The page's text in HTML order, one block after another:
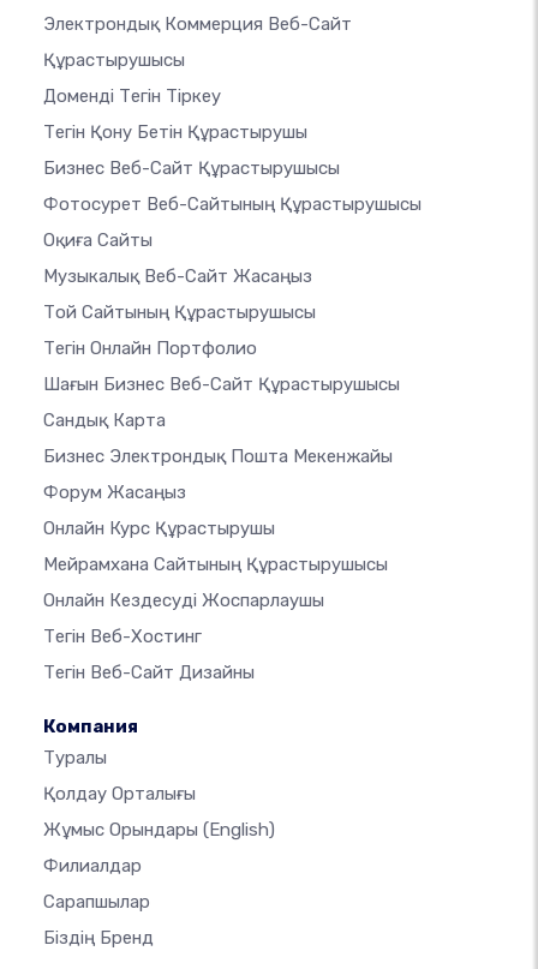
Электрондық Коммерция Веб-Сайт
Құрастырушысы
Доменді Тегін Тіркеу
Тегін Қону Бетін Құрастырушы
Бизнес Веб-Сайт Құрастырушысы
Фотосурет Веб-Сайтының Құрастырушысы
Оқиға Сайты
Музыкалық Веб-Сайт Жасаңыз
Той Сайтының Құрастырушысы
Тегін Онлайн Портфолио
Шағын Бизнес Веб-Сайт Құрастырушысы
Сандық Карта
Бизнес Электрондық Пошта Мекенжайы
Форум Жасаңыз
Онлайн Курс Құрастырушы
Мейрамхана Сайтының Құрастырушысы
Онлайн Кездесуді Жоспарлаушы
Тегін Веб-Хостинг
Тегін Веб-Сайт Дизайны
Компания
Туралы
Қолдау Орталығы
Жұмыс Орындары (English)
Филиалдар
Сарапшылар
Біздің Бренд